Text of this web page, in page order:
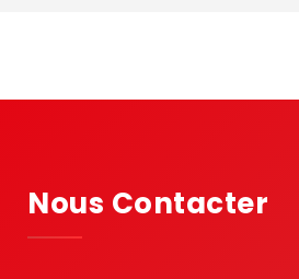
Nous Contacter